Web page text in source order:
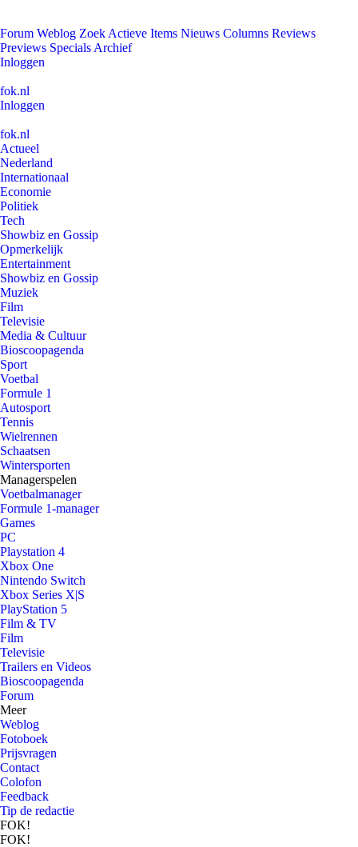
Forum Weblog Zoek Actieve Items Nieuws Columns Reviews
Previews Specials Archief
Inloggen
fok.nl
Inloggen
fok.nl
Actueel
Nederland
Internationaal
Economie
Politiek
Tech
Showbiz en Gossip
Opmerkelijk
Entertainment
Showbiz en Gossip
Muziek
Film
Televisie
Media & Cultuur
Bioscoopagenda
Sport
Voetbal
Formule 1
Autosport
Tennis
Wielrennen
Schaatsen
Wintersporten
Managerspelen
Voetbalmanager
Formule 1-manager
Games
PC
Playstation 4
Xbox One
Nintendo Switch
Xbox Series X|S
PlayStation 5
Film & TV
Film
Televisie
Trailers en Videos
Bioscoopagenda
Forum
Meer
Weblog
Fotoboek
Prijsvragen
Contact
Colofon
Feedback
Tip de redactie
FOK!
FOK!